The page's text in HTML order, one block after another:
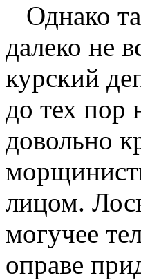
Однако
далеко не
курский
до тех пор
довольно
лицом.
могучее
оправе